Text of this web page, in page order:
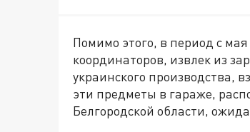
Помимо этого, в период с
координаторов, извлек из
украинского производства,
эти предметы в гараже,
Белгородской области,